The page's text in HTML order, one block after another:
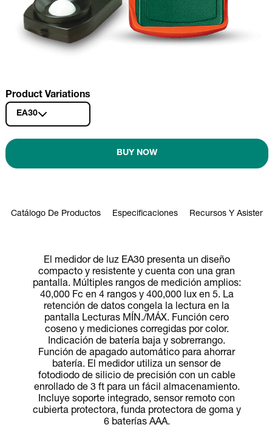
Product Variations
EA30
BUY NOW
Catálogo De Productos Especificaciones Recursos Y
El medidor de luz EA30 presenta un diseño
compacto y resistente y cuenta con una gran
pantalla. Múltiples rangos de medición amplios:
40,000 Fc en 4 rangos y 400,000 lux en 5. La
retención de datos congela la lectura en la
pantalla Lecturas MÍN./MÁX. Función cero
coseno y mediciones corregidas por color.
Indicación de batería baja y sobrerrango.
Función de apagado automático para ahorrar
batería. El medidor utiliza un sensor de
fotodiodo de silicio de precisión con un cable
enrollado de 3 ft para un fácil almacenamiento.
Incluye soporte integrado, sensor remoto con
cubierta protectora, funda protectora de goma y
6 baterías AAA.